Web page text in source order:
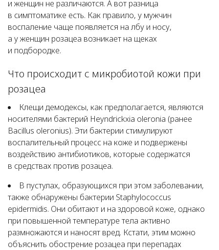
и женщин не различаются. А вот разница
в симптоматике есть. Как правило, у мужчин
воспаление чаще появляется на лбу и носу,
а у женщин розацеа возникает на щеках
и подбородке.
Что происходит с микробиотой кожи при
розацеа
Клещи демодексы, как предполагается, являются
носителями бактерий Heyndrickxia oleronia (ранее
Bacillus oleronius). Эти бактерии стимулируют
воспалительный процесс на коже и подвержены
воздействию антибиотиков, которые содержатся
в средствах против розацеа.
В пустулах, образующихся при этом заболевании,
также обнаружены бактерии Staphylococcus
epidermidis. Они обитают и на здоровой коже, однако
при повышенной температуре тела активно
размножаются и наносят вред. Кстати, этим можно
объяснить обострение розацеа при перепадах